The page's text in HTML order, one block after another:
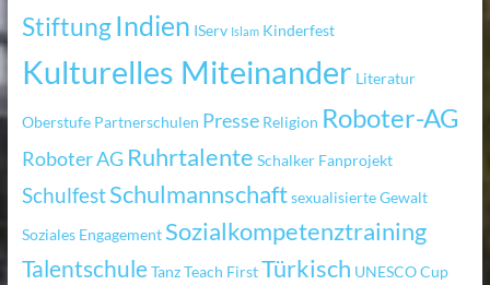
StiftungIndien IServ Islam Kinderfest
Kulturelles Miteinander Literatur
Oberstufe Partnerschulen Presse Religion Roboter-AG
Roboter AG Ruhrtalente Schalker Fanprojekt
SchulfestSchulmannschaftsexualisierte Gewalt
Soziales Engagement Sozialkompetenztraining
TalentschuleTanzTeach FirstTürkisch UNESCO Cup